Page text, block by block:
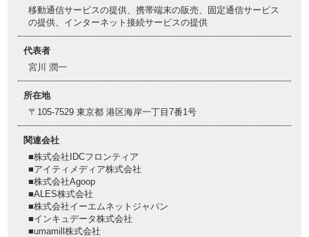
移動通信サービスの提供、携帯端末の販売、固定通信サービス
の提供、インターネット接続サービスの提供
代表者
宮川 潤一
所在地
〒105-7529 東京都 港区海岸一丁目7番1号
関連会社
■株式会社IDCフロンティア
■アイティメディア株式会社
■株式会社Agoop
■ALES株式会社
■株式会社イーエムネットジャパン
■インキュデータ株式会社
■umamill株式会社